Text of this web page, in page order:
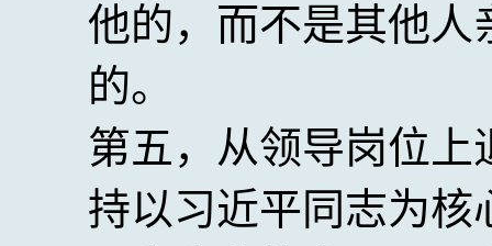
他的，而不是其他
的。
第五，从领导岗位
持以习近平同志为